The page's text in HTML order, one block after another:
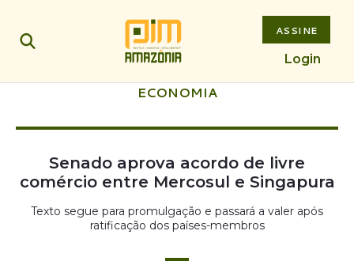
ASSINE
Login
ECONOMIA
Senado aprova acordo de livre
comércio entre Mercosul e Singapura
Texto segue para promulgação e passará a valer após
ratificação dos países-membros